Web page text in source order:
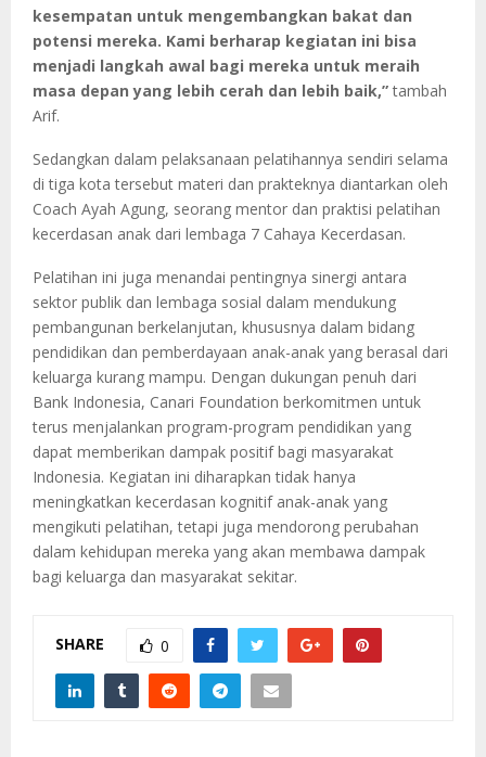
kesempatan untuk mengembangkan bakat dan
potensi mereka. Kami berharap kegiatan ini bisa
menjadi langkah awal bagi mereka untuk meraih
masa depan yang lebih cerah dan lebih baik,”tambah
Arif.
Sedangkan dalam pelaksanaan pelatihannya sendiri selama
di tiga kota tersebut materi dan prakteknya diantarkan oleh
Coach Ayah Agung, seorang mentor dan praktisi pelatihan
kecerdasan anak dari lembaga 7 Cahaya Kecerdasan.
Pelatihan ini juga menandai pentingnya sinergi antara
sektor publik dan lembaga sosial dalam mendukung
pembangunan berkelanjutan, khususnya dalam bidang
pendidikan dan pemberdayaan anak-anak yang berasal dari
keluarga kurang mampu. Dengan dukungan penuh dari
Bank Indonesia, Canari Foundation berkomitmen untuk
terus menjalankan program-program pendidikan yang
dapat memberikan dampak positif bagi masyarakat
Indonesia. Kegiatan ini diharapkan tidak hanya
meningkatkan kecerdasan kognitif anak-anak yang
mengikuti pelatihan, tetapi juga mendorong perubahan
dalam kehidupan mereka yang akan membawa dampak
bagi keluarga dan masyarakat sekitar.
SHARE 0